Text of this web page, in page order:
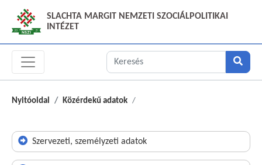
SLACHTA MARGIT NEMZETI SZOCIÁLPOLITIKAI
INTÉZET
Nyitóoldal Közérdekű adatok
Szervezeti, személyzeti adatok